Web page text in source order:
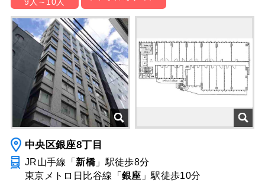
中央区銀座8丁目
JR山手線「 新橋」駅徒歩8分
東京メトロ日比谷線「 銀座 」駅徒歩10分